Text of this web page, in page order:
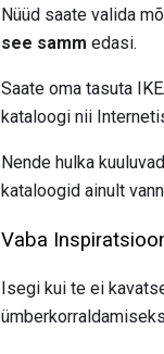
Nüüd saate valida
see samm edasi.
Saate oma tasuta
kataloogi nii
Nende hulka
kataloogid ainult
Vaba
Isegi kui te ei